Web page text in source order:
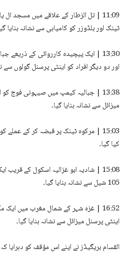
11:09 | تل الزطار کے علاقے میں مسجد
ٹینک اور بلڈوزر کو کامیابی سے نشانہ بنایا
13:30 | ایک پیچیدہ کارروائی کے
اور دو دیگر افراد کو اینٹی پرسنل گولوں سے
13:38 | جبالیہ کیمپ میں صیہونی فوج
میزائل سے نشانہ بنایا گیا۔
15:03 | مرکوہ ٹینک پر قبضہ کر کے
کیا گیا۔
15:08 | شادیہ ابو غزالیہ اسکول کے
105 شیل سے نشانہ بنایا گیا۔
16:52 | غزہ شہر کے شمال مغرب میں
اینٹی پرسنل میزائل سے نشانہ بنایا گیا۔
القسام بریگیڈز نے اپنے اس مؤقف کو